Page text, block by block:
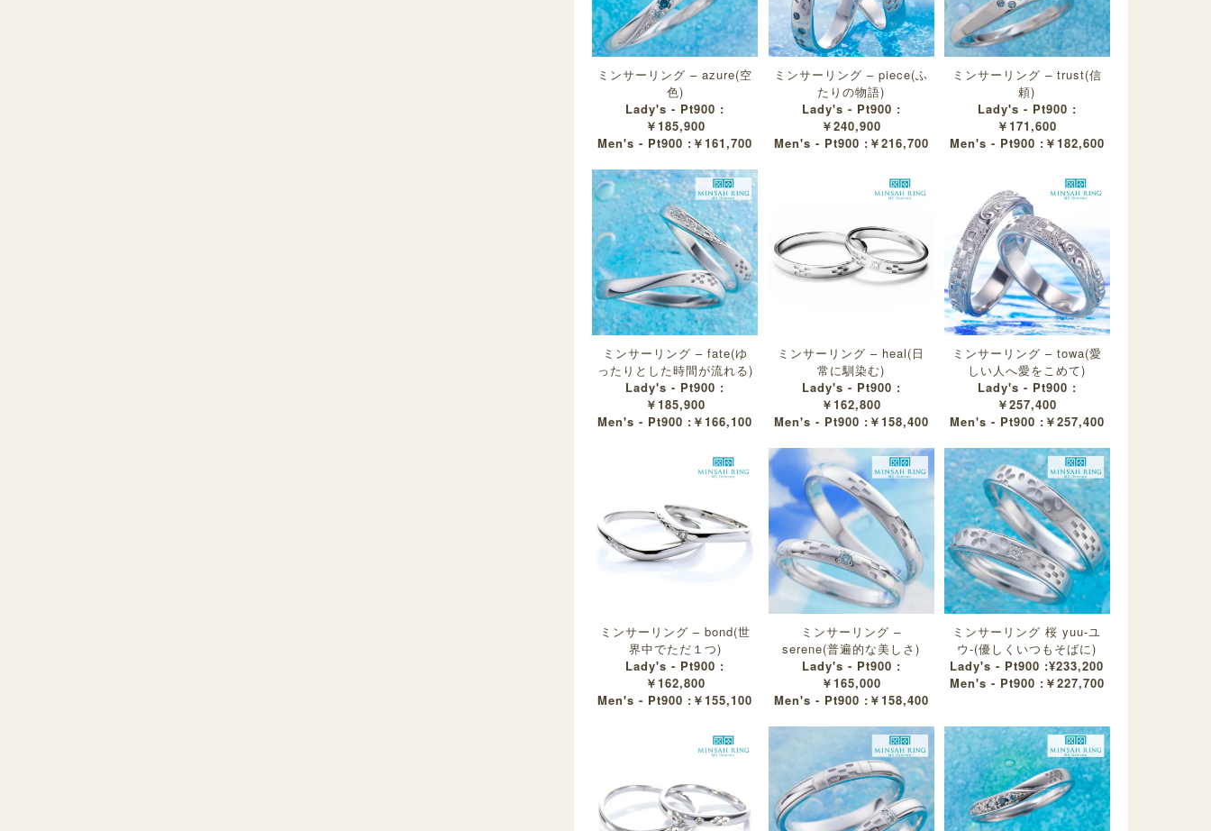
ミンサーリング – azure(空
色)
Lady's - Pt900 :
￥185,900
Men's - Pt900 :￥161,700
ミンサーリング – piece(ふ
たりの物語)
Lady's - Pt900 :
￥240,900
Men's - Pt900 :￥216,700
ミンサーリング – trust(信
頼)
Lady's - Pt900 :
￥171,600
Men's - Pt900 :￥182,600
ミンサーリング – fate(ゆ
ったりとした時間が流れる)
Lady's - Pt900 :
￥185,900
Men's - Pt900 :￥166,100
ミンサーリング – heal(日
常に馴染む)
Lady's - Pt900 :
￥162,800
Men's - Pt900 :￥158,400
ミンサーリング – towa(愛
しい人へ愛をこめて)
Lady's - Pt900 :
￥257,400
Men's - Pt900 :￥257,400
ミンサーリング – bond(世
界中でただ１つ)
Lady's - Pt900 :
￥162,800
Men's - Pt900 :￥155,100
ミンサーリング –
serene(普遍的な美しさ)
Lady's - Pt900 :
￥165,000
Men's - Pt900 :￥158,400
ミンサーリング 桜 yuu-ユ
ウ-(優しくいつもそばに)
Lady's - Pt900 :¥233,200
Men's - Pt900 :￥227,700